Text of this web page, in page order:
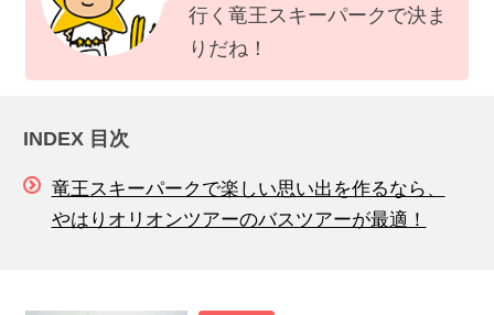
行く竜王スキーパークで決ま
りだね！
INDEX 目次
竜王スキーパークで楽しい思い出を作るなら、
やはりオリオンツアーのバスツアーが最適！